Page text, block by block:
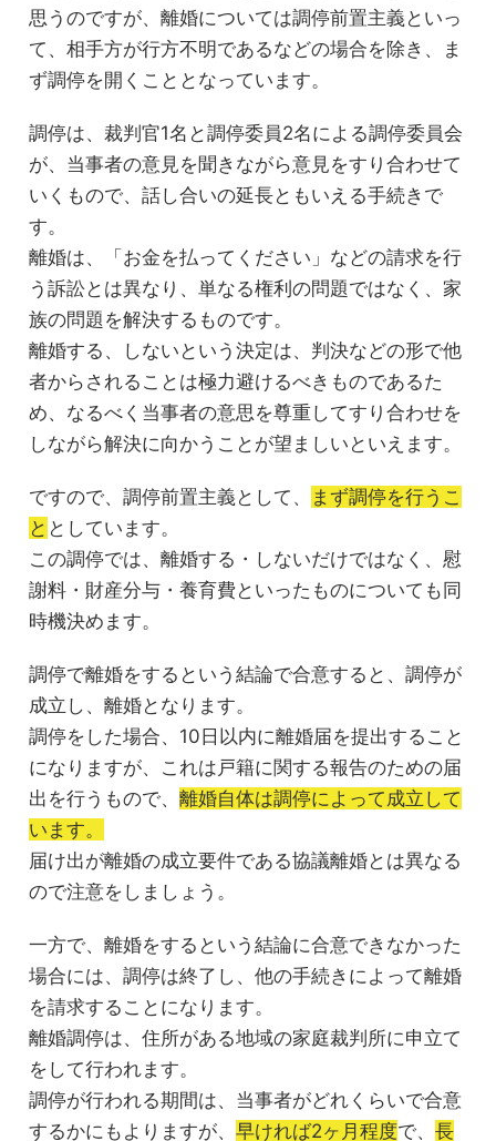
思うのですが、離婚については調停前置主義といっ
て、相手方が行方不明であるなどの場合を除き、ま
ず調停を開くこととなっています。
調停は、裁判官1名と調停委員2名による調停委員会
が、当事者の意見を聞きながら意見をすり合わせて
いくもので、話し合いの延長ともいえる手続きで
す。
離婚は、「お金を払ってください」などの請求を行
う訴訟とは異なり、単なる権利の問題ではなく、家
族の問題を解決するものです。
離婚する、しないという決定は、判決などの形で他
者からされることは極力避けるべきものであるた
め、なるべく当事者の意思を尊重してすり合わせを
しながら解決に向かうことが望ましいといえます。
ですので、調停前置主義として、
まず調停を行うこ
と としています。
この調停では、離婚する・しないだけではなく、慰
謝料・財産分与・養育費といったものについても同
時機決めます。
調停で離婚をするという結論で合意すると、調停が
成立し、離婚となります。
調停をした場合、10日以内に離婚届を提出すること
になりますが、これは戸籍に関する報告のための届
出を行うもので、 離婚自体は調停によって成立して
います。
届け出が離婚の成立要件である協議離婚とは異なる
ので注意をしましょう。
一方で、離婚をするという結論に合意できなかった
場合には、調停は終了し、他の手続きによって離婚
を請求することになります。
離婚調停は、住所がある地域の家庭裁判所に申立て
をして行われます。
調停が行われる期間は、当事者がどれくらいで合意
するかにもよりますが、 早ければ2ヶ月程度で、 長